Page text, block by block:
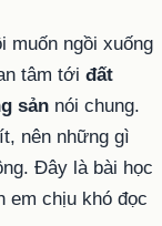
muốn ngồi xuống
tâm tới đất
sản nói chung.
nên những gì
Đây là bài học
em chịu khó đọc